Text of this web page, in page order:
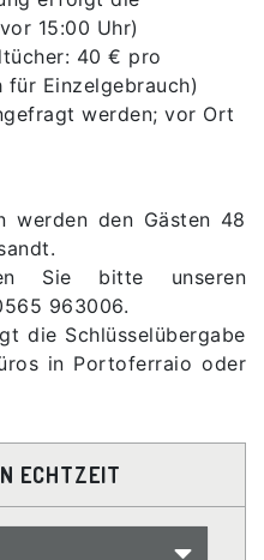
15:00 Uhr)
40 € pro
Einzelgebrauch)
werden; vor Ort
werden den Gästen 48
Sie bitte unseren
963006.
die Schlüsselübergabe
in Portoferraio oder
ECHTZEIT